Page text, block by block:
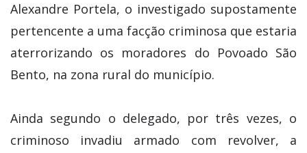
Alexandre Portela, o investigado supostamente
pertencente a uma facção criminosa que estaria
aterrorizando os moradores do Povoado São
Bento, na zona rural do município.
Ainda segundo o delegado, por três vezes, o
criminoso invadiu armado com revolver, a